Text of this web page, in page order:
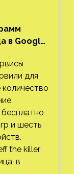
в Google
для
и шесть
the killer
в